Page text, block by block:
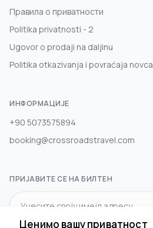
Правила о приватности
Politika privatnosti - 2
Ugovor o prodaji na daljinu
Politika otkazivanja i povraćaja novca
ИНФОРМАЦИЈЕ
+90 5073575894
booking@crossroadstravel.com
ПРИЈАВИТЕ СЕ НА БИЛТЕН
Ценимо вашу приватност